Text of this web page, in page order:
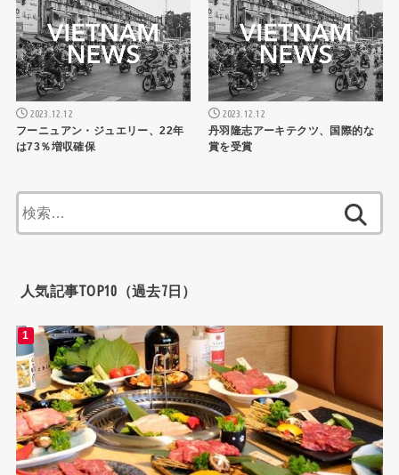
2023.12.12
フーニュアン・ジュエリー、22年
は73％増収確保
2023.12.12
丹羽隆志アーキテクツ、国際的な
賞を受賞
索:
人気記事TOP10（過去7日）